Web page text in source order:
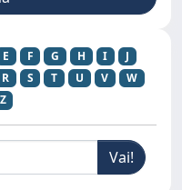
E F G H I
J
R S T U V
W
Z